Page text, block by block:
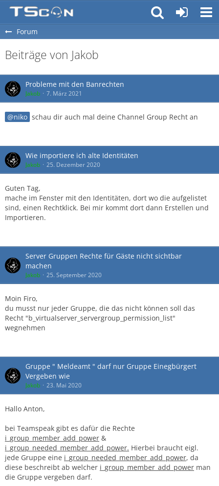
Forum
Beiträge von Jakob
Probleme mit den Banrechten
Jakob 7. März 2021
niko schau dir auch mal deine Channel Group Recht an
Wie importiere ich alte Identitäten
Jakob 25. Dezember 2020
Guten Tag,
mache im Fenster mit den Identitäten, dort wo die aufgelistet
sind, einen Rechtklick. Bei mir kommt dort dann Erstellen und
Importieren.
Server Gruppen Rechte für Gäste nicht sichtbar
machen
Jakob 25. September 2020
Moin Firo,
du musst nur jeder Gruppe, die das nicht können soll das
Recht "b_virtualserver_servergroup_permission_list"
wegnehmen
Gruppe " Meldeamt " darf nur Gruppe Einegbürgert
Vergeben wie
Jakob 23. Mai 2020
Hallo Anton,
bei Teamspeak gibt es dafür die Rechte
i_group_member_add_power &
i_group_needed_member_add_power. Hierbei braucht eigl.
jede Gruppe eine i_group_needed_member_add_power, da
diese beschreibt ab welcher i_group_member_add_power man
die Gruppe vergeben darf.